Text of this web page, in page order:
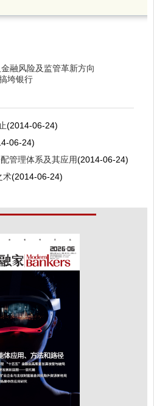
融风险及监管革新方向
垮银行
(2014-06-24)
06-24)
管理体系及其应用(2014-06-24)
术(2014-06-24)